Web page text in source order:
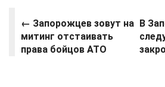
← Запорожцев зовут на
митинг отстаивать
права бойцов АТО
В